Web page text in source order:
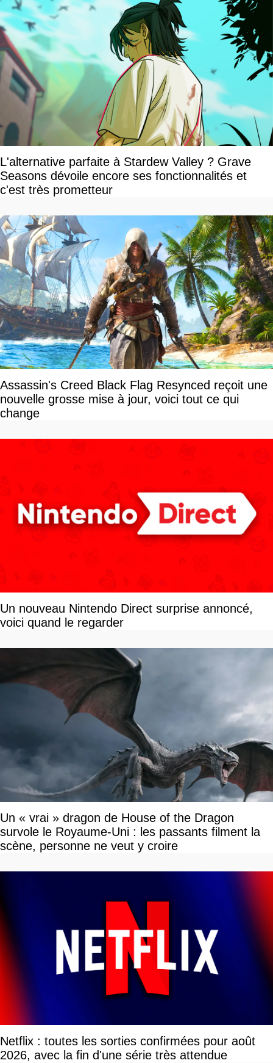
L'alternative parfaite à Stardew Valley ? Grave
Seasons dévoile encore ses fonctionnalités et
c'est très prometteur
Assassin's Creed Black Flag Resynced reçoit une
nouvelle grosse mise à jour, voici tout ce qui
change
Un nouveau Nintendo Direct surprise annoncé,
voici quand le regarder
Un « vrai » dragon de House of the Dragon
survole le Royaume-Uni : les passants filment la
scène, personne ne veut y croire
Netflix : toutes les sorties confirmées pour août
2026, avec la fin d'une série très attendue